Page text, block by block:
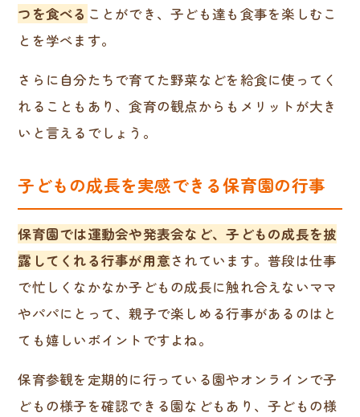
つを食べる ことができ、子ども達も食事を楽しむこ
とを学べます。
さらに自分たちで育てた野菜などを給食に使ってく
れることもあり、食育の観点からもメリットが大き
いと言えるでしょう。
子どもの成長を実感できる保育園の行事
保育園では運動会や発表会など、子どもの成長を披
露してくれる行事が用意されています。普段は仕事
で忙しくなかなか子どもの成長に触れ合えないママ
やパパにとって、親子で楽しめる行事があるのはと
ても嬉しいポイントですよね。
保育参観を定期的に行っている園やオンラインで子
どもの様子を確認できる園などもあり、子どもの様